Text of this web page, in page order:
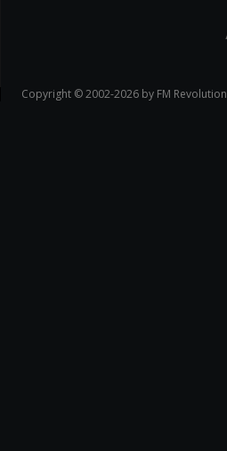
Copyright © 2002-2026 by FM Revolution